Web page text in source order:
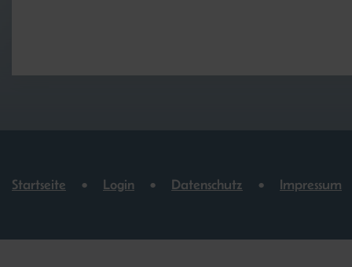
Startseite Login Datenschutz Impressum